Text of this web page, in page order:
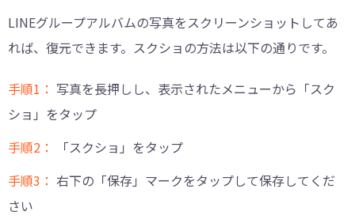
LINEグループアルバムの写真をスクリーンショットしてあ
れば、復元できます。スクショの方法は以下の通りです。
手順1： 写真を長押しし、表示されたメニューから「スク
ショ」をタップ
手順2：
「スクショ」をタップ
手順3： 右下の「保存」マークをタップして保存してくだ
さい